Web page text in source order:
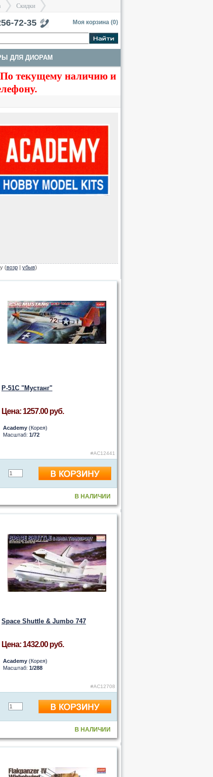
>
Скидки
>
72-35 Моя корзина (0)
ДЛЯ ДИОРАМ
текущему наличию и
(возр| убыв)
P-51C "Мустанг"
Цена: 1257.00 руб.
Academy (Корея)
Масштаб: 1/72
#AC12441
В НАЛИЧИИ
Space Shuttle & Jumbo 747
Цена: 1432.00 руб.
Academy (Корея)
Масштаб: 1/288
#AC12708
В НАЛИЧИИ